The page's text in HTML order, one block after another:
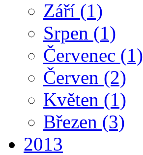
Září (1)
Srpen (1)
Červenec (1)
Červen (2)
Květen (1)
Březen (3)
2013